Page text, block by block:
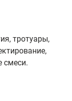
тротуары,
смеси.